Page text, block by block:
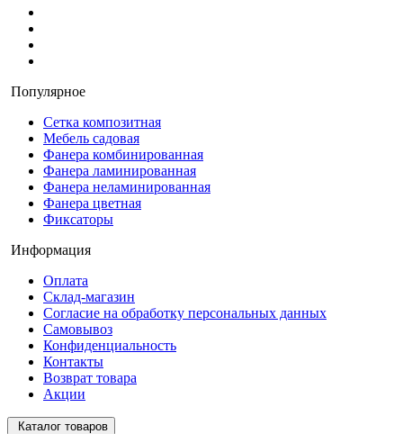
Популярное
Сетка композитная
Мебель садовая
Фанера комбинированная
Фанера ламинированная
Фанера неламинированная
Фанера цветная
Фиксаторы
Информация
Оплата
Склад-магазин
Согласие на обработку персональных данных
Самовывоз
Конфиденциальность
Контакты
Возврат товара
Акции
Каталог товаров